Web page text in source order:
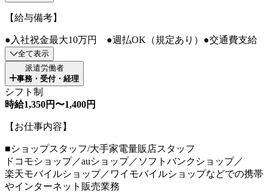
【給与備考】
●入社祝金最大10万円 ●週払OK（規定あり）●交通費支給
全て表示
派遣労働者
事務・受付・経理
シフト制
時給1,350円〜1,400円
【お仕事内容】
■ショップスタッフ/大手家電量販店スタッフ
ドコモショップ／auショップ／ソフトバンクショップ／
楽天モバイルショップ／ワイモバイルショップなどでの携帯
やインターネット販売業務